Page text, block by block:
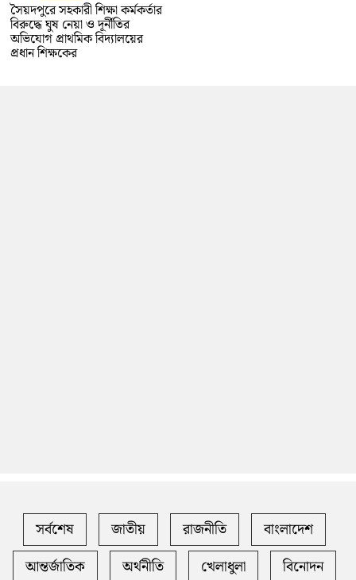
সৈয়দপুরে সহকারী শিক্ষা কর্মকর্তার
বিরুদ্ধে ঘুষ নেয়া ও দূর্নীতির
অভিযোগ প্রাথমিক বিদ্যালয়ের
প্রধান শিক্ষকের
সর্বশেষ জাতীয় রাজনীতি
বাংলাদেশ
আন্তর্জাতিক
অর্থনীতি খেলাধুলা
বিনোদন